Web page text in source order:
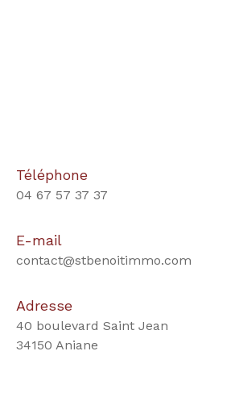
Téléphone
04 67 57 37 37
E-mail
contact@stbenoitimmo.com
Adresse
40 boulevard Saint Jean
34150 Aniane